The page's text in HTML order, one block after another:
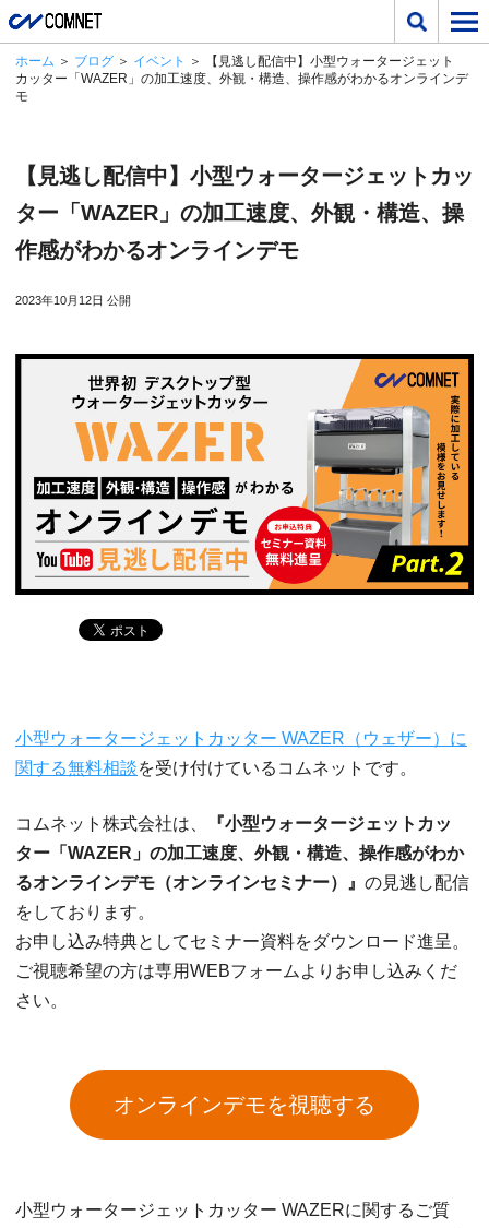
ホーム ＞ ブログ ＞ イベント
＞ 【見逃し配信中】小型ウォータージェット
カッター「WAZER」の加工速度、外観・構造、操作感がわかるオンラインデ
モ
【見逃し配信中】小型ウォータージェットカッ
ター「WAZER」の加工速度、外観・構造、操
作感がわかるオンラインデモ
2023年10月12日 公開
小型ウォータージェットカッター WAZER（ウェザー）に
関する無料相談を受け付けているコムネットです。
コムネット株式会社は、
『小型ウォータージェットカッ
ター「WAZER」の加工速度、外観・構造、操作感がわか
るオンラインデモ（オンラインセミナー）』 の見逃し配信
をしております。
お申し込み特典としてセミナー資料をダウンロード進呈。
ご視聴希望の方は専用WEBフォームよりお申し込みくだ
さい。
オンラインデモを視聴する
小型ウォータージェットカッター WAZERに関するご質